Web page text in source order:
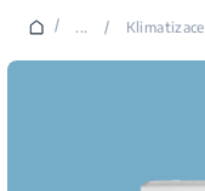
/ ... / Klimatizace